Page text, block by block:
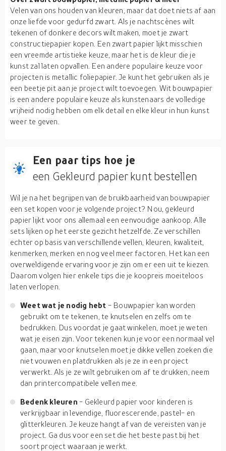
Velen van ons houden van kleuren, maar dat doet niets af aan
onze liefde voor gedurfd zwart. Als je nachtscènes wilt
tekenen of donkere decors wilt maken, moet je zwart
constructiepapier kopen. Een zwart papier lijkt misschien
een vreemde artistieke keuze, maar het is de kleur die je
kunst zal laten opvallen. Een andere populaire keuze voor
projecten is metallic foliepapier. Je kunt het gebruiken als je
een beetje pit aan je project wilt toevoegen. Wit bouwpapier
is een andere populaire keuze als kunstenaars de volledige
vrijheid nodig hebben om elk detail en elke kleur in hun kunst
weer te geven.
Een paar tips hoe je
een Gekleurd papier kunt bestellen
Wil je na het begrijpen van de bruikbaarheid van bouwpapier
een set kopen voor je volgende project? Nou, gekleurd
papier lijkt voor ons allemaal een eenvoudige aankoop. Alle
sets lijken op het eerste gezicht hetzelfde. Ze verschillen
echter op basis van verschillende vellen, kleuren, kwaliteit,
kenmerken, merken en nog veel meer factoren. Het kan een
overweldigende ervaring voor je zijn om er een uit te kiezen.
Daarom volgen hier enkele tips die je koopreis moeiteloos
laten verlopen.
Weet wat je nodig hebt - Bouwpapier kan worden
gebruikt om te tekenen, te knutselen en zelfs om te
bedrukken. Dus voordat je gaat winkelen, moet je weten
wat je eisen zijn. Voor tekenen kun je voor een normaal vel
gaan, maar voor knutselen moet je dikke vellen zoeken die
niet vouwen en platdrukken als je ze in een project
verwerkt. Als je ze wilt gebruiken om af te drukken, neem
dan printercompatibele vellen mee.
Bedenk kleuren- Gekleurd papier voor kinderen is
verkrijgbaar in levendige, fluorescerende, pastel- en
glitterkleuren. Je keuze hangt af van de vereisten van je
project. Ga dus voor een set die het beste past bij het
soort project waaraan je werkt.